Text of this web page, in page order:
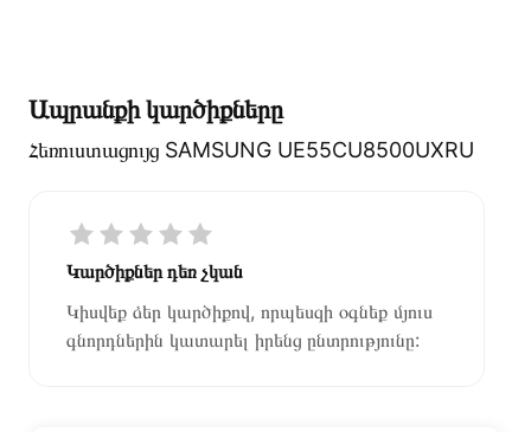
Ապրանքի կարծիքները
Հեռուստացույց SAMSUNG UE55CU8500UXRU
Կարծիքներ դեռ չկան
Կիսվեք ձեր կարծիքով, որպեսզի օգնեք մյուս
գնորդներին կատարել իրենց ընտրությունը: